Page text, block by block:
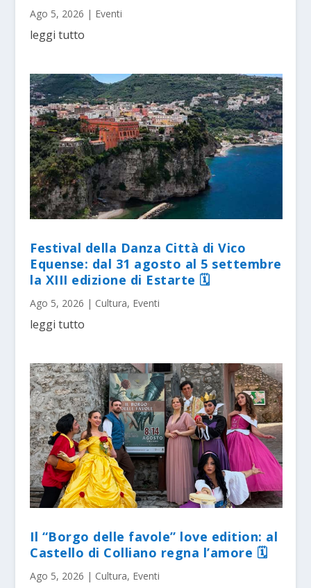
Ago 5, 2026 | Eventi
leggi tutto
Festival della Danza Città di Vico
Equense: dal 31 agosto al 5 settembre
la XIII edizione di Estarte 🗓
Ago 5, 2026 | Cultura, Eventi
leggi tutto
Il “Borgo delle favole” love edition: al
Castello di Colliano regna l’amore 🗓
Ago 5, 2026 | Cultura, Eventi